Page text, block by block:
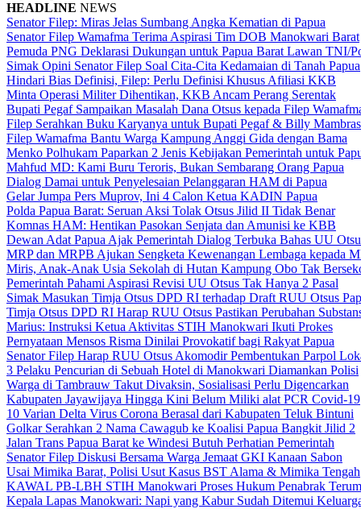
HEADLINE NEWS
Senator Filep: Miras Jelas Sumbang Angka Kematian di Papua
Senator Filep Wamafma Terima Aspirasi Tim DOB Manokwari Barat
Pemuda PNG Deklarasi Dukungan untuk Papua Barat Lawan TNI/
Simak Opini Senator Filep Soal Cita-Cita Kedamaian di Tanah Papua
Hindari Bias Definisi, Filep: Perlu Definisi Khusus Afiliasi KKB
Minta Operasi Militer Dihentikan, KKB Ancam Perang Serentak
Bupati Pegaf Sampaikan Masalah Dana Otsus kepada Filep
Filep Serahkan Buku Karyanya untuk Bupati Pegaf & Billy
Filep Wamafma Bantu Warga Kampung Anggi Gida dengan Bama
Menko Polhukam Paparkan 2 Jenis Kebijakan Pemerintah untuk
Mahfud MD: Kami Buru Teroris, Bukan Sembarang Orang Papua
Dialog Damai untuk Penyelesaian Pelanggaran HAM di Papua
Gelar Jumpa Pers Muprov, Ini 4 Calon Ketua KADIN Papua
Polda Papua Barat: Seruan Aksi Tolak Otsus Jilid II Tidak Benar
Komnas HAM: Hentikan Pasokan Senjata dan Amunisi ke KBB
Dewan Adat Papua Ajak Pemerintah Dialog Terbuka Bahas UU
MRP dan MRPB Ajukan Sengketa Kewenangan Lembaga kepada
Miris, Anak-Anak Usia Sekolah di Hutan Kampung Obo Tak
Pemerintah Pahami Aspirasi Revisi UU Otsus Tak Hanya 2 Pasal
Simak Masukan Timja Otsus DPD RI terhadap Draft RUU Otsus
Timja Otsus DPD RI Harap RUU Otsus Pastikan Perubahan
Marius: Instruksi Ketua Aktivitas STIH Manokwari Ikuti Prokes
Pernyataan Mensos Risma Dinilai Provokatif bagi Rakyat Papua
Senator Filep Harap RUU Otsus Akomodir Pembentukan Parpol
3 Pelaku Pencurian di Sebuah Hotel di Manokwari Diamankan Polisi
Warga di Tambrauw Takut Divaksin, Sosialisasi Perlu Digencarkan
Kabupaten Jayawijaya Hingga Kini Belum Miliki alat PCR Covid-19
10 Varian Delta Virus Corona Berasal dari Kabupaten Teluk Bintuni
Golkar Serahkan 2 Nama Cawagub ke Koalisi Papua Bangkit Jilid 2
Jalan Trans Papua Barat ke Windesi Butuh Perhatian Pemerintah
Senator Filep Diskusi Bersama Warga Jemaat GKI Kanaan Sabon
Usai Mimika Barat, Polisi Usut Kasus BST Alama & Mimika Tengah
KAWAL PB-LBH STIH Manokwari Proses Hukum Penabrak
Kepala Lapas Manokwari: Napi yang Kabur Sudah Ditemui